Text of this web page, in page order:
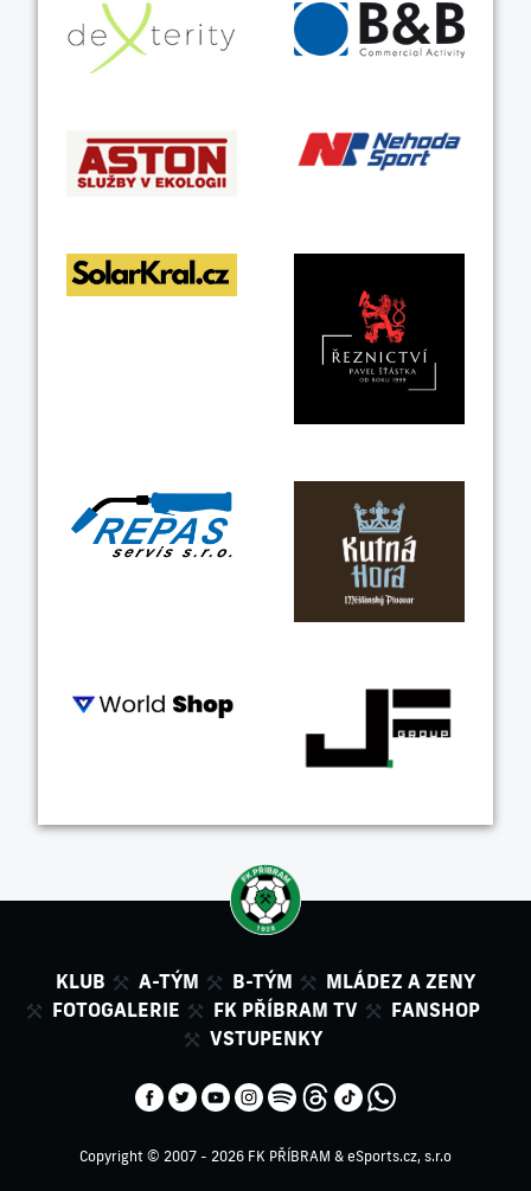
KLUB A-TÝM B-TÝM
MLÁDEZ A ZENY
FOTOGALERIE
FK PŘÍBRAM TV
FANSHOP
VSTUPENKY
Copyright © 2007 - 2026 FK PŘÍBRAM & eSports.cz, s.r.o